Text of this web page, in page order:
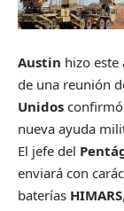
Austin hizo este
de una reunión
Unidos
nueva ayuda
El jefe del
enviará con
baterías HIMARS